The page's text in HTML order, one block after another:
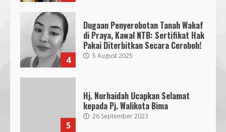
4
Dugaan Penyerobotan Tanah Wakaf
di Praya, Kawal NTB: Sertifikat Hak
Pakai Diterbitkan Secara Ceroboh!
5 August 2025
5
Hj. Nurhaidah Ucapkan Selamat
kepada Pj. Walikota Bima
26 September 2023